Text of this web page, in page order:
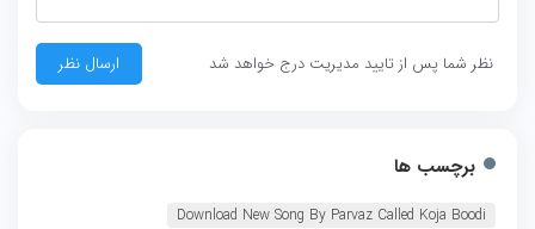
نظر شما پس از تایید مدیریت درج خواهد شد
برچسب ها
Download New Song By Parvaz Called Koja Boodi